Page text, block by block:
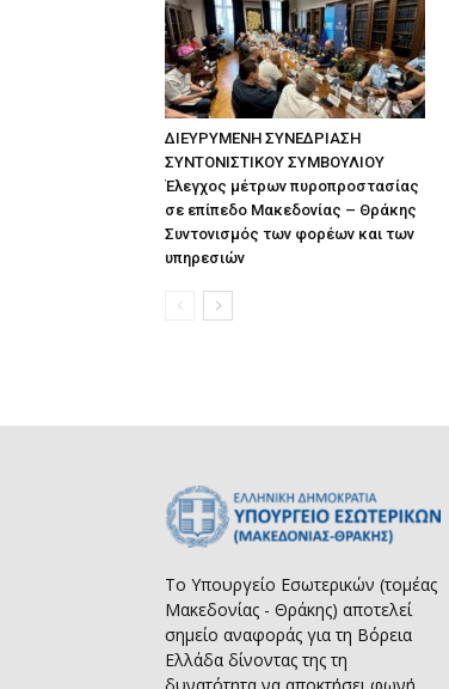
ΔΙΕΥΡΥΜΕΝΗ ΣΥΝΕΔΡΙΑΣΗ
ΣΥΝΤΟΝΙΣΤΙΚΟΥ ΣΥΜΒΟΥΛΙΟΥ
Έλεγχος μέτρων πυροπροστασίας
σε επίπεδο Μακεδονίας – Θράκης
Συντονισμός των φορέων και των
υπηρεσιών
Το Υπουργείο Εσωτερικών (τομέας
Μακεδονίας - Θράκης) αποτελεί
σημείο αναφοράς για τη Βόρεια
Ελλάδα δίνοντας της τη